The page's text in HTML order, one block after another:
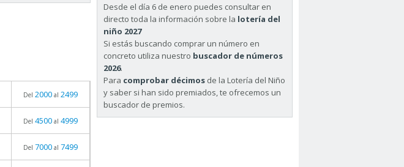
Del 2000 al 2499
Del 4500 al 4999
Del 7000 al 7499
Desde el día 6 de enero puedes consultar en
directo toda la información sobre la lotería del
niño 2027
Si estás buscando comprar un número en
concreto utiliza nuestro buscador de números
2026.
Para comprobar décimos de la Lotería del Niño
y saber si han sido premiados, te ofrecemos un
buscador de premios.